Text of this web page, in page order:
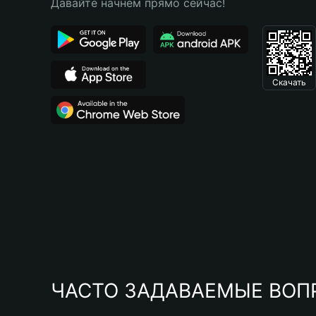
Давайте начнем прямо сейчас!
Скачать
ЧАСТО ЗАДАВАЕМЫЕ